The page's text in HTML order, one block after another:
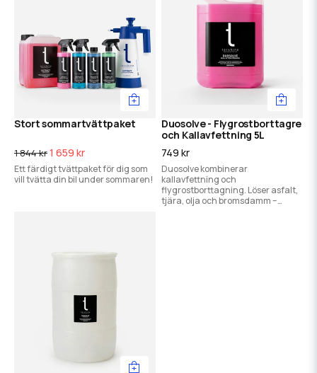
Stort sommartvättpaket
1 844 kr1 659 kr
Ett färdigt tvättpaket för dig som
vill tvätta din bil under sommaren!
Duosolve - Flygrostborttagre
och Kallavfettning 5L
749 kr
Duosolve kombinerar
kallavfettning och
flygrostborttagning. Löser asfalt,
tjära, olja och bromsdamm –